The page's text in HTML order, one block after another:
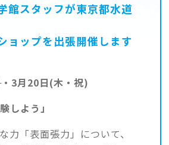
館スタッフが東京都水道
ョップを出張開催します
・3月20日(木・祝)
しよう」
力「表面張力」について、